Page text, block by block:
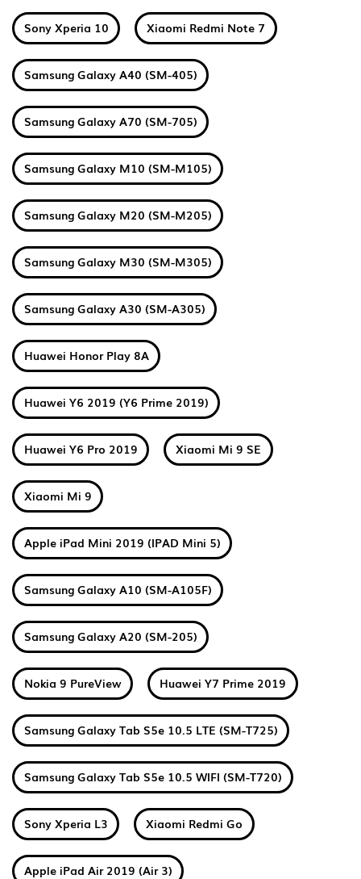
Sony Xperia 10 Xiaomi Redmi Note 7
Samsung Galaxy A40 (SM-405)
Samsung Galaxy A70 (SM-705)
Samsung Galaxy M10 (SM-M105)
Samsung Galaxy M20 (SM-M205)
Samsung Galaxy M30 (SM-M305)
Samsung Galaxy A30 (SM-A305)
Huawei Honor Play 8A
Huawei Y6 2019 (Y6 Prime 2019)
Huawei Y6 Pro 2019 Xiaomi Mi 9 SE
Xiaomi Mi 9
Apple iPad Mini 2019 (IPAD Mini 5)
Samsung Galaxy A10 (SM-A105F)
Samsung Galaxy A20 (SM-205)
Nokia 9 PureView Huawei Y7 Prime 2019
Samsung Galaxy Tab S5e 10.5 LTE (SM-T725)
Samsung Galaxy Tab S5e 10.5 WIFI (SM-T720)
Sony Xperia L3 Xiaomi Redmi Go
Apple iPad Air 2019 (Air 3)